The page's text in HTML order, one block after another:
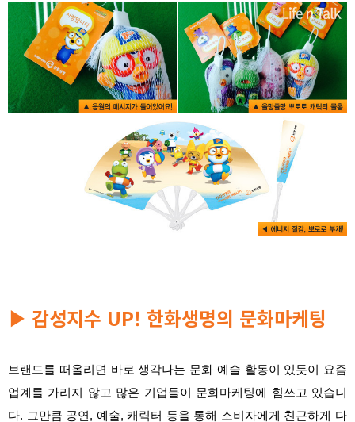
▶ 감성지수 UP! 한화생명의 문화마케팅
브랜드를 떠올리면 바로 생각나는 문화 예술 활동이 있듯이 요즘
업계를 가리지 않고 많은 기업들이 문화마케팅에 힘쓰고 있습니
다. 그만큼 공연, 예술, 캐릭터 등을 통해 소비자에게 친근하게 다